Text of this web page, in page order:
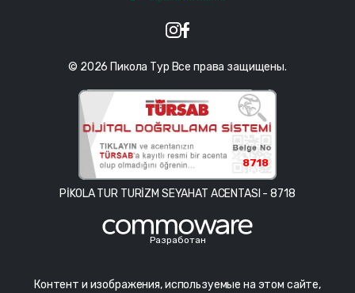
© 2026 Пикола Тур Все права защищены.
8718
PİKOLA TUR TURİZM SEYAHAT ACENTASI - 8718
Разработан
Контент и изображения, используемые на этом сайте,